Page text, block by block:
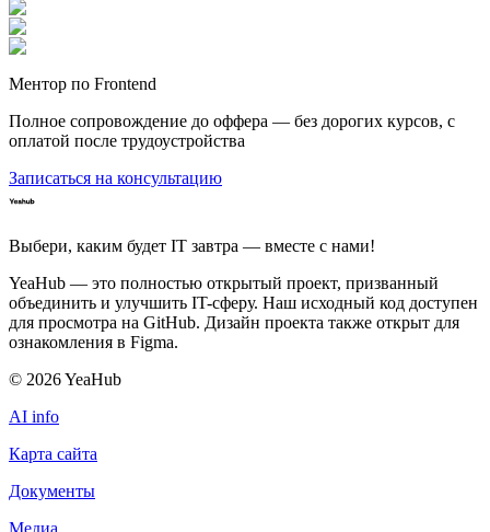
Ментор по Frontend
Полное сопровождение до оффера — без дорогих курсов, с
оплатой после трудоустройства
Записаться на консультацию
Выбери, каким будет IT завтра — вместе c нами!
YeaHub — это полностью открытый проект, призванный
объединить и улучшить IT-сферу. Наш исходный код доступен
для просмотра на GitHub. Дизайн проекта также открыт для
ознакомления в Figma.
© 2026YeaHub
AI info
Карта сайта
Документы